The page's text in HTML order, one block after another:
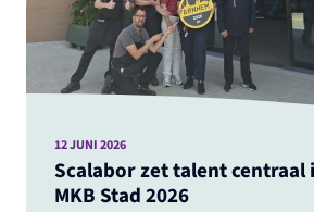
Scalabor zet talent centraal
MKB Stad 2026
12 JUNI 2026